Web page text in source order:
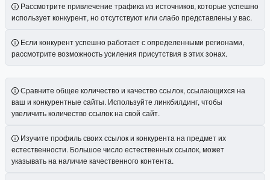
Рассмотрите привлечение трафика из источников, которые успешно
использует конкурент, но отсутствуют или слабо представлены у вас.
Если конкурент успешно работает с определенными регионами,
рассмотрите возможность усиления присутствия в этих зонах.
Сравните общее количество и качество ссылок, ссылающихся на
ваш и конкурентные сайты. Используйте линкбилдинг, чтобы
увеличить количество ссылок на свой сайт.
Изучите профиль своих ссылок и конкурента на предмет их
естественности. Большое число естественных ссылок, может
указывать на наличие качественного контента.